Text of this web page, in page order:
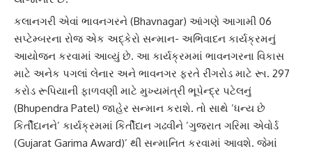
કલાનગરી એવાં ભાવનગરને (Bhavnagar) આંગણે આગામી 06
સપ્ટેમ્બરના રોજ એક અદ્કેરો સન્માન- અભિવાદન કાર્યક્રમનું
આયોજન કરવામાં આવ્યું છે. આ કાર્યક્રમમાં ભાવનગરના વિકાસ
માટે અનેક પગલાં લેનાર અને ભાવનગર ફરતે રીંગરોડ માટે રૂા. 297
કરોડ રૂપિયાની ફાળવણી માટે મુખ્યમંત્રી ભૂપેન્દ્ર પટેલનું
(Bhupendra Patel) જાહેર સન્માન કરાશે. તો સાથે ’ધન્ય છે
કિર્તીદાનને’ કાર્યક્રમમાં કિર્તીદાન ગઢવીને ’ગુજરાત ગરિમા એવોર્ડ
(Gujarat Garima Award)’ થી સન્માનિત કરવામાં આવશે. જેમાં